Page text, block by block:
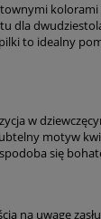
dla
to idealny
w
motyw
się
na uwagę